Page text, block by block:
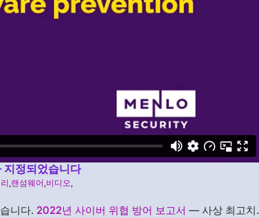
지정되었습니다
,랜섬웨어,비디오,
니다. 2022년 사이버 위협 방어 보고서 — 사상 최고치.